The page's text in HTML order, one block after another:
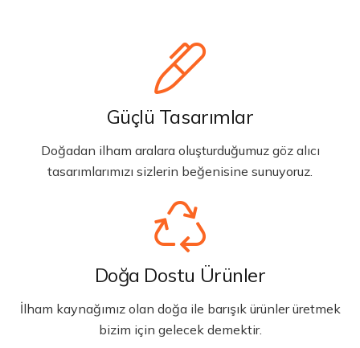
Güçlü Tasarımlar
Doğadan ilham aralara oluşturduğumuz göz alıcı
tasarımlarımızı sizlerin beğenisine sunuyoruz.
Doğa Dostu Ürünler
İlham kaynağımız olan doğa ile barışık ürünler üretmek
bizim için gelecek demektir.